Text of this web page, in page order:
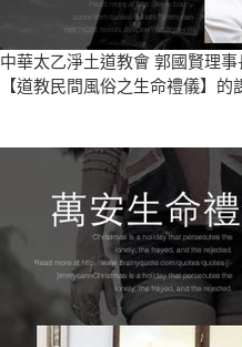
中華太乙淨土道教會 郭國賢理
【道教民間風俗之生命禮儀】的